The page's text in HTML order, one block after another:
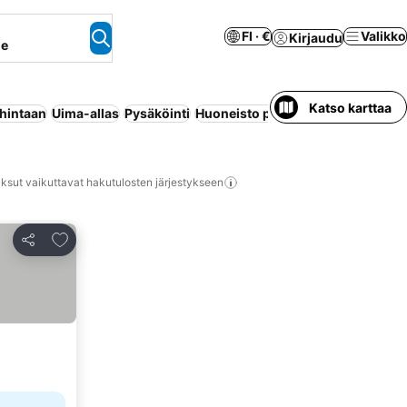
FI · € Kirjaudu Valikko
Uima-allas Pysäköinti Huoneisto palveluilla Maksuton
Katso karttaa
vaikuttavat hakutulosten järjestykseen
Jaa
Lisää suosikkeihin